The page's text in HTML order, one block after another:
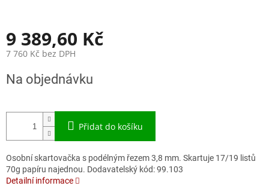
9 389,60 Kč
7 760 Kč bez DPH
cena:
Na objednávku
Přidat do košíku
Osobní skartovačka s podélným řezem 3,8 mm. Skartuje 17/19 listů
70g papíru najednou. Dodavatelský kód: 99.103
Detailní informace